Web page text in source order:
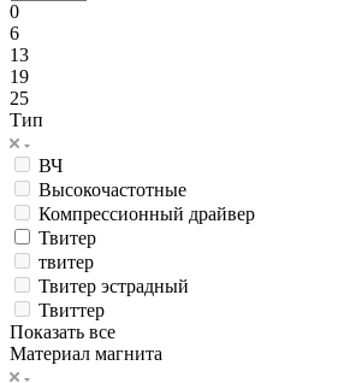
0
6
13
19
25
Тип
ВЧ
Высокочастотные
Компрессионный драйвер
Твитер
твитер
Твитер эстрадный
Твиттер
Показать все
Материал магнита